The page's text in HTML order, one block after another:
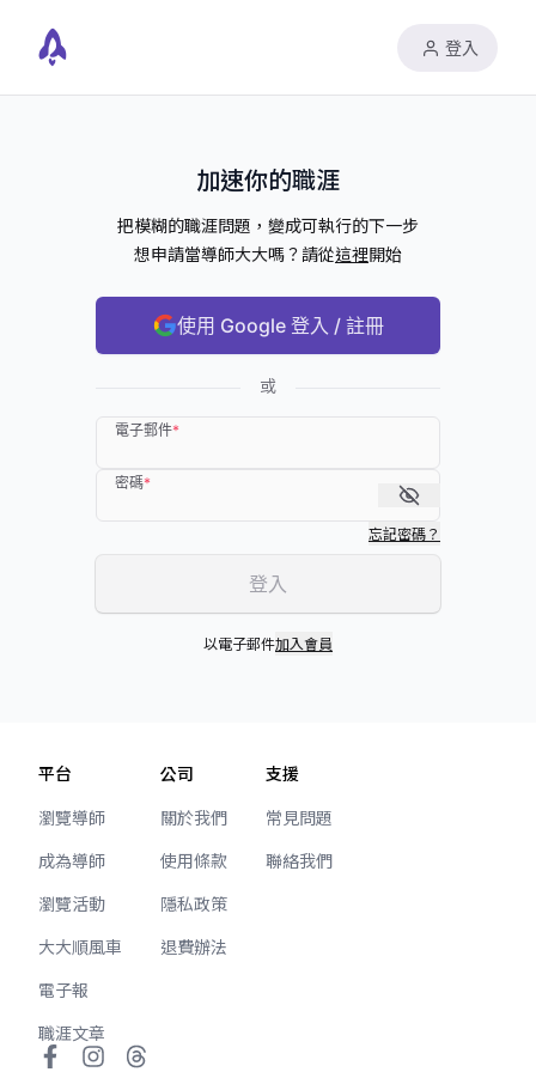
登入
加速你的職涯
把模糊的職涯問題，變成可執行的下一步
想申請當導師大大嗎？請從這裡開始
使用 Google 登入 / 註冊
或
電子郵件*
密碼*
忘記密碼？
登入
以電子郵件加入會員
平台
瀏覽導師
成為導師
瀏覽活動
大大順風車
電子報
職涯文章
公司
關於我們
使用條款
隱私政策
退費辦法
支援
常見問題
聯絡我們